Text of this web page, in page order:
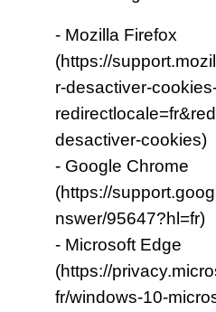
- Mozilla Firefox
(https://
r-desactiver-
desactiver-cookies)
- Google Chrome
(https://
nswer/95647?hl=fr)
- Microsoft Edge
(https://
fr/windows-10-